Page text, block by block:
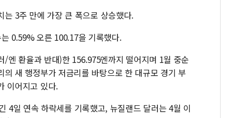
3주 만에 가장 큰 폭으로 상승했다.
0.59% 오른 100.17을 기록했다.
엔 환율과 반대)한 156.975엔까지 떨어지며 1월 중순
새 행정부가 저금리를 바탕으로 한 대규모 경기 부
이어지고 있다.
4일 연속 하락세를 기록했고, 뉴질랜드 달러는 4월 이